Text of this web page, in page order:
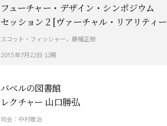
フューチャー・デザイン・シンポジウム
セッション 2 [ヴァーチャル・リアリティ
スコット・フィッシャー，藤幡正樹
2015年7月22日 公開
バベルの図書館
レクチャー 山口勝弘
司会：中村敬治